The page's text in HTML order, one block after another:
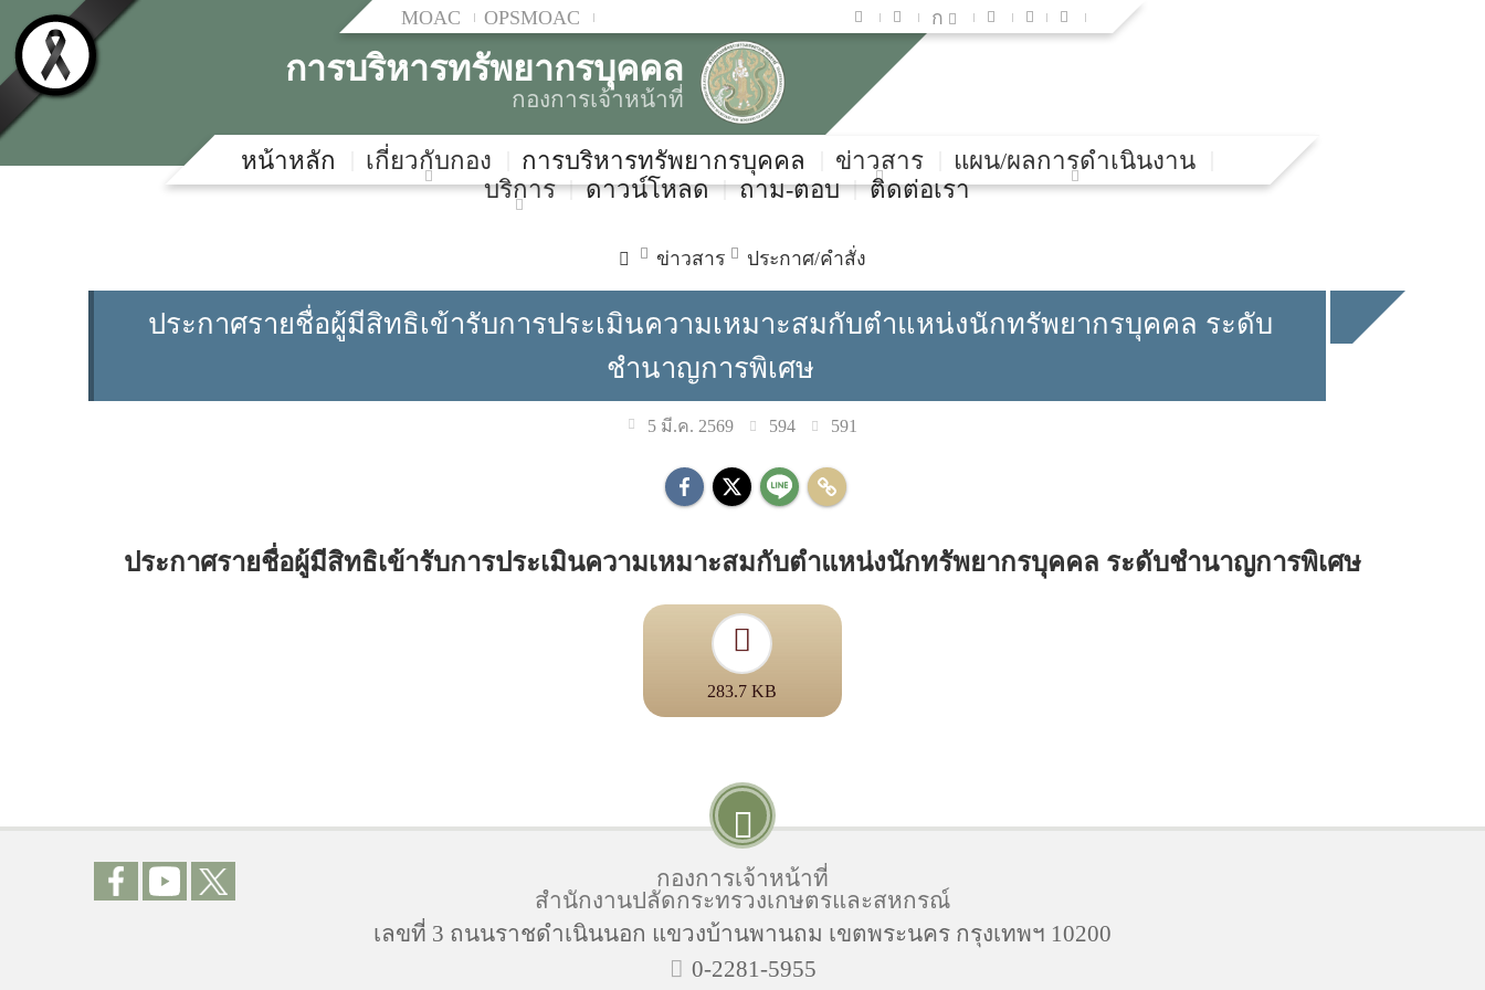
MOAC OPSMOAC ก
การบริหารทรัพยากรบุคคล
กองการเจ้าหน้าที่
หน้าหลัก เกี่ยวกับกอง การบริหารทรัพยากรบุคคล ข่าวสาร
แผน/ผลการดำเนินงาน
บริการ
ดาวน์โหลด ถาม-ตอบ ติดต่อเรา
ข่าวสาร ประกาศ/คำสั่ง
ประกาศรายชื่อผู้มีสิทธิเข้ารับการประเมินความเหมาะสมกับตำแหน่งนักทรัพยากรบุคคล ระดับ
ชำนาญการพิเศษ
5 มี.ค. 2569 594 591
ประกาศรายชื่อผู้มีสิทธิเข้ารับการประเมินความเหมาะสมกับตำแหน่งนักทรัพยากรบุคคล ระดับชำนาญการพิเศษ
283.7 KB
กองการเจ้าหน้าที่
สำนักงานปลัดกระทรวงเกษตรและสหกรณ์
เลขที่ 3 ถนนราชดำเนินนอก แขวงบ้านพานถม เขตพระนคร กรุงเทพฯ 10200
0-2281-5955